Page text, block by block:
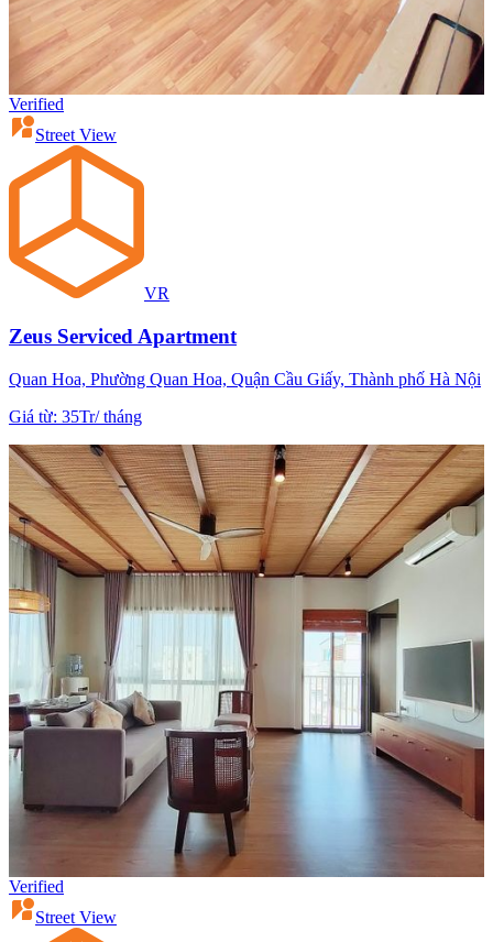
Verified
Street View
VR
Zeus Serviced Apartment
Quan Hoa, Phường Quan Hoa, Quận Cầu Giấy, Thành phố Hà Nội
Giá từ: 35Tr/tháng
Verified
Street View